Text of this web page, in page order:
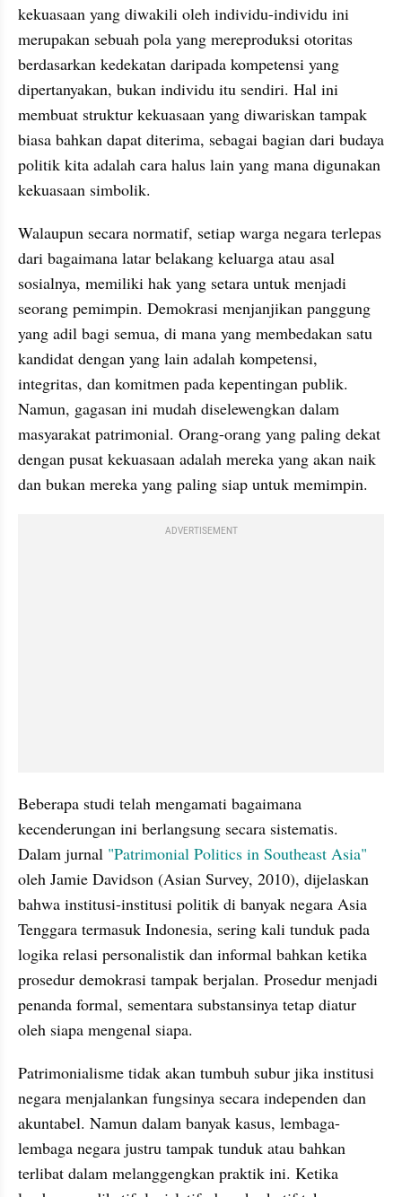
kekuasaan yang diwakili oleh individu-individu ini
merupakan sebuah pola yang mereproduksi otoritas
berdasarkan kedekatan daripada kompetensi yang
dipertanyakan, bukan individu itu sendiri. Hal ini
membuat struktur kekuasaan yang diwariskan tampak
biasa bahkan dapat diterima, sebagai bagian dari budaya
politik kita adalah cara halus lain yang mana digunakan
kekuasaan simbolik.
Walaupun secara normatif, setiap warga negara terlepas
dari bagaimana latar belakang keluarga atau asal
sosialnya, memiliki hak yang setara untuk menjadi
seorang pemimpin. Demokrasi menjanjikan panggung
yang adil bagi semua, di mana yang membedakan satu
kandidat dengan yang lain adalah kompetensi,
integritas, dan komitmen pada kepentingan publik.
Namun, gagasan ini mudah diselewengkan dalam
masyarakat patrimonial. Orang-orang yang paling dekat
dengan pusat kekuasaan adalah mereka yang akan naik
dan bukan mereka yang paling siap untuk memimpin.
ADVERTISEMENT
Beberapa studi telah mengamati bagaimana
kecenderungan ini berlangsung secara sistematis.
Dalam jurnal "Patrimonial Politics in Southeast Asia"
oleh Jamie Davidson (Asian Survey, 2010), dijelaskan
bahwa institusi-institusi politik di banyak negara Asia
Tenggara termasuk Indonesia, sering kali tunduk pada
logika relasi personalistik dan informal bahkan ketika
prosedur demokrasi tampak berjalan. Prosedur menjadi
penanda formal, sementara substansinya tetap diatur
oleh siapa mengenal siapa.
Patrimonialisme tidak akan tumbuh subur jika institusi
negara menjalankan fungsinya secara independen dan
akuntabel. Namun dalam banyak kasus, lembaga-
lembaga negara justru tampak tunduk atau bahkan
terlibat dalam melanggengkan praktik ini. Ketika